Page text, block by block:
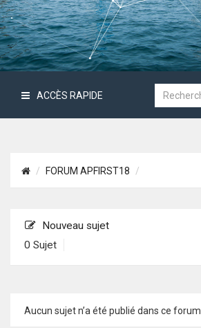
ACCÈS RAPIDE
FORUM APFIRST18
Nouveau sujet
0 Sujet
Aucun sujet n’a été publié dans ce forum.